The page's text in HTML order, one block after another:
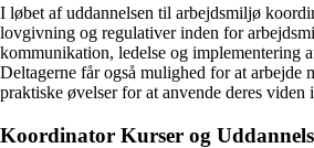
I løbet af uddannelsen til arbejdsmiljø
lovgivning og regulativer inden for
kommunikation, ledelse og implementering
Deltagerne får også mulighed for at arbejde
praktiske øvelser for at anvende deres viden
Koordinator Kurser og